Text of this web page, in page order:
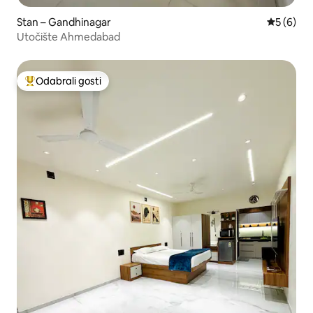
Stan – Gandhinagar
5 (6)
Utočište Ahmedabad
Među najviše rangiranima s oznakom „Odabrali gosti”
Odabrali gosti